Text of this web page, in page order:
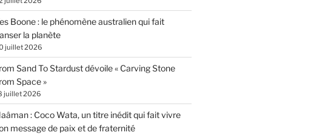
Boone : le phénomène australien qui fait
la planète
juillet 2026
Sand To Stardust dévoile « Carving Stone
Space »
juillet 2026
: Coco Wata, un titre inédit qui fait vivre
message de paix et de fraternité